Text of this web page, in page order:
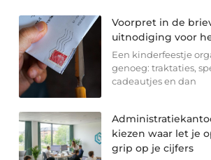
Voorpret in de
uitnodiging voor
Een kinderfeestje
genoeg: traktaties,
cadeautjes en dan
kiezen waar let je
grip op je cijfers